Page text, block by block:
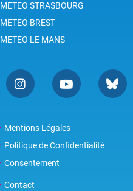
METEO STRASBOURG
METEO BREST
METEO LE MANS
Mentions Légales
Politique de Confidentialité
Consentement
Contact